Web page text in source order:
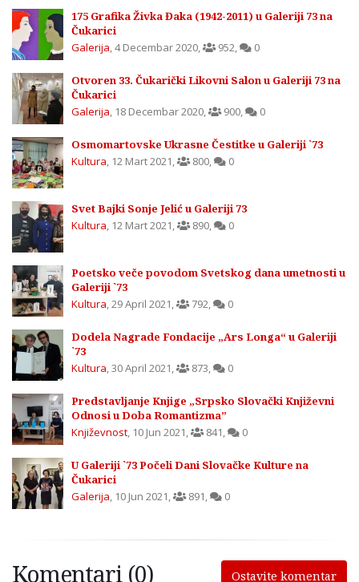
175 Grafika Živka Đaka (1942-2011) u Galeriji 73 na
Čukarici
Galerija,4 Decembar 2020, 952, 0
Otvoren 33. Čukarički Likovni Salon u Galeriji 73 na
Čukarici
Galerija, 18 Decembar 2020, 900, 0
Osmomartovske Ukrasne Čestitke u Galeriji `73
Kultura, 12 Mart 2021, 800, 0
Svet Bajki Sonje Jelić u Galeriji 73
Kultura, 12 Mart 2021, 890, 0
Poetsko veče povodom Svetskog dana umetnosti u
Galeriji `73
Kultura,29 April 2021, 792, 0
Dodela Nagrade Fondacije „Ars Longa“ u Galeriji
`73
Kultura,30 April 2021, 873, 0
Predstavljanje Knjige „Srpsko Slovački Književni
Odnosi u Doba Romantizma”
Književnost, 10 Jun 2021, 841, 0
U Galeriji `73 Počeli Dani Slovačke Kulture na
Čukarici
Galerija, 10 Jun 2021, 891, 0
Komentari (0) Ostavite komentar